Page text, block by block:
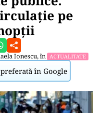
pe
Ionescu, în ACTUALITATE
în Google